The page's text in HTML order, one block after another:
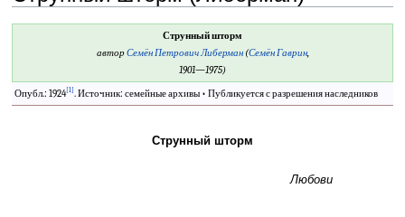
Струнный шторм
авторСемён Петрович Либерман(Семён Гаврин,
1901—1975)
Опубл.: 1924[1]. Источник: семейные архивы • Публикуется с разрешения наследников
Струнный шторм
Любови